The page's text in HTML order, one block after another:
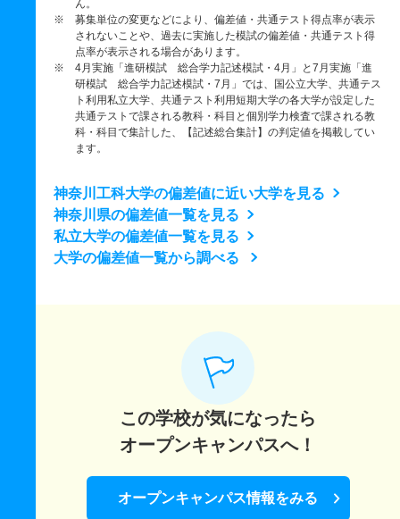
ん。
※ 募集単位の変更などにより、偏差値・共通テスト得点率が表示
されないことや、過去に実施した模試の偏差値・共通テスト得
点率が表示される場合があります。
※ 4月実施「進研模試 総合学力記述模試・4月」と7月実施「進
研模試 総合学力記述模試・7月」では、国公立大学、共通テス
ト利用私立大学、共通テスト利用短期大学の各大学が設定した
共通テストで課される教科・科目と個別学力検査で課される教
科・科目で集計した、【記述総合集計】の判定値を掲載してい
ます。
神奈川工科大学の偏差値に近い大学を見る
神奈川県の偏差値一覧を見る
私立大学の偏差値一覧を見る
大学の偏差値一覧から調べる
この学校が気になったら
オープンキャンパスへ！
オープンキャンパス情報をみる